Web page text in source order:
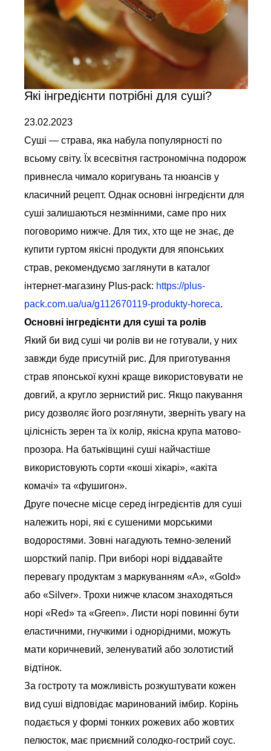
Які інгредієнти потрібні для суші?
23.02.2023
Суші — страва, яка набула популярності по
всьому світу. Їх всесвітня гастрономічна подорож
привнесла чимало коригувань та нюансів у
класичний рецепт. Однак основні інгредієнти для
суші залишаються незмінними, саме про них
поговоримо нижче. Для тих, хто ще не знає, де
купити гуртом якісні продукти для японських
страв, рекомендуємо заглянути в каталог
інтернет-магазину Plus-pack: https://plus-
pack.com.ua/ua/g112670119-produkty-horeca.
Основні інгредієнти для суші та ролів
Який би вид суші чи ролів ви не готували, у них
завжди буде присутній рис. Для приготування
страв японської кухні краще використовувати не
довгий, а кругло зернистий рис. Якщо пакування
рису дозволяє його розглянути, зверніть увагу на
цілісність зерен та їх колір, якісна крупа матово-
прозора. На батьківщині суші найчастіше
використовують сорти «коші хікарі», «акіта
комачі» та «фушигон».
Друге почесне місце серед інгредієнтів для суші
належить норі, які є сушеними морськими
водоростями. Зовні нагадують темно-зелений
шорсткий папір. При виборі норі віддавайте
перевагу продуктам з маркуванням «А», «Gold»
або «Silver». Трохи нижче класом знаходяться
норі «Red» та «Green». Листи норі повинні бути
еластичними, гнучкими і однорідними, можуть
мати коричневий, зеленуватий або золотистий
відтінок.
За гостроту та можливість розкуштувати кожен
вид суші відповідає маринований імбир. Корінь
подається у формі тонких рожевих або жовтих
пелюсток, має приємний солодко-гострий соус.